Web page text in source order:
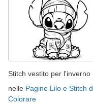
Stitch vestito per l'inverno
nelle Pagine Lilo e Stitch
Colorare